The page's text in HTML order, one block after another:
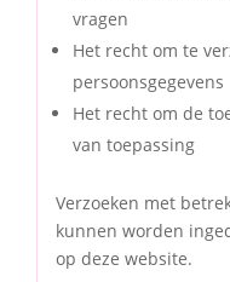
vragen
Het recht om te
persoonsgegevens
Het recht om de
van toepassing
Verzoeken met
kunnen worden
op deze website.